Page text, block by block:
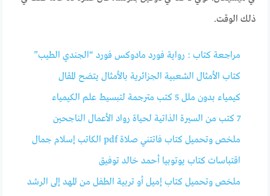
ذلك الوقت.
مراجعة كتاب : رواية فورد مادوكس فورد “الجندي الطيب”
كتاب الأمثال الشعبية الجزائرية بالأمثال يتضح المقال
كيمياء بدون ملل 5 كتب مترجمة لتبسيط علم الكيمياء
7 كتب من السيرة الذاتية لحياة رواد الأعمال الناجحين
ملخص وتحميل كتاب فاتتني صلاة pdf الكاتب إسلام جمال
اقتباسات كتاب يوتوبيا أحمد خالد توفيق
ملخص وتحميل كتاب إميل أو تربية الطفل من المهد إلى الرشد